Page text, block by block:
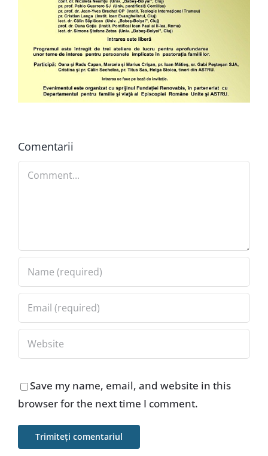
Comentarii
Comment
Save my name, email, and website in this
browser for the next time I comment.